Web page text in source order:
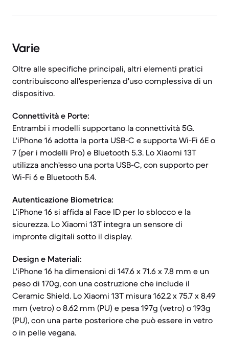
Varie
Oltre alle specifiche principali, altri elementi pratici
contribuiscono all'esperienza d'uso complessiva di un
dispositivo.
Connettività e Porte:
Entrambi i modelli supportano la connettività 5G.
L'iPhone 16 adotta la porta USB-C e supporta Wi-Fi 6E o
7 (per i modelli Pro) e Bluetooth 5.3. Lo Xiaomi 13T
utilizza anch'esso una porta USB-C, con supporto per
Wi-Fi 6 e Bluetooth 5.4.
Autenticazione Biometrica:
L'iPhone 16 si affida al Face ID per lo sblocco e la
sicurezza. Lo Xiaomi 13T integra un sensore di
impronte digitali sotto il display.
Design e Materiali:
L'iPhone 16 ha dimensioni di 147.6 x 71.6 x 7.8 mm e un
peso di 170g, con una costruzione che include il
Ceramic Shield. Lo Xiaomi 13T misura 162.2 x 75.7 x 8.49
mm (vetro) o 8.62 mm (PU) e pesa 197g (vetro) o 193g
(PU), con una parte posteriore che può essere in vetro
o in pelle vegana.